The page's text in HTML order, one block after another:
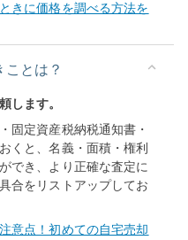
きに価格を調べる方法を
とは？
します。
固定資産税納税通知書・
くと、名義・面積・権利
でき、より正確な査定に
合をリストアップしてお
意点！初めての自宅売却